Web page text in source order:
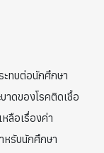
ะทบต่อนักศึกษา
าดของโรคติดเชื้อ
ลือเรื่องค่า
หรับนักศึกษา